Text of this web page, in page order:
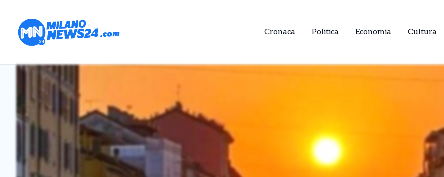
Cronaca Politica Economia Cultura